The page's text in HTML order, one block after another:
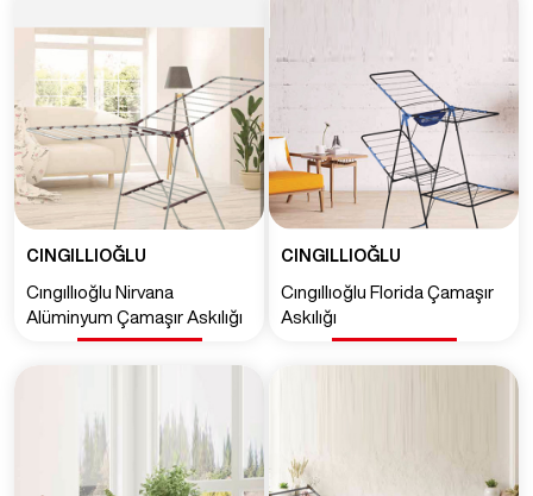
CINGILLIOĞLU
Cıngıllıoğlu Nirvana
Alüminyum Çamaşır Askılığı
CINGILLIOĞLU
Cıngıllıoğlu Florida Çamaşır
Askılığı